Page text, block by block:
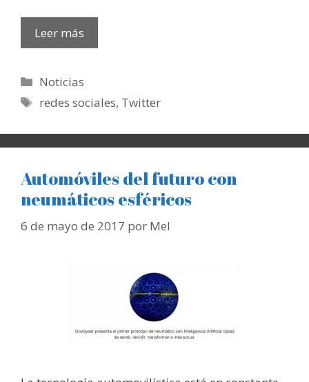
Leer más
Categorías
Noticias
Etiquetas
redes sociales, Twitter
Automóviles del futuro con
neumáticos esféricos
6 de mayo de 2017 por Mel